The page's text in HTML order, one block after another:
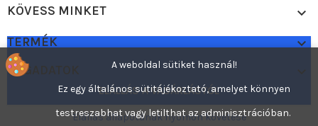
KÖVESS MINKET 
TERMÉK 
CÉGADATOK
A weboldal sütiket használ!
Ez egy általános sütitájékoztató, amelyet könnyen
testreszabhat vagy letilthat az adminisztrációban.
ELÁLLÁS A VÁSÁRLÁSTÓL
Elállás állapotának nyomon követése